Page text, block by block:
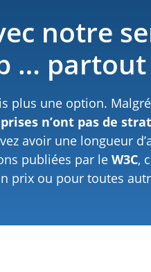
notre
… partout
plus une option.
n’ont pas de
avoir une longueur
publiées par le W3C,
prix ou pour toutes